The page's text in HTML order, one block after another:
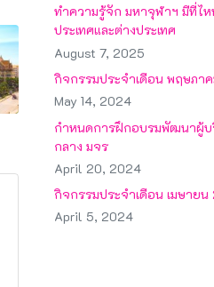
ทำความรู้จัก มหาจุฬาฯ มีที่ไห
ประเทศและต่างประเทศ
August 7, 2025
กิจกรรมประจำเดือน พฤษภา
May 14, 2024
กำหนดการฝึกอบรมพัฒนาผู้บ
กลาง มจร
April 20, 2024
กิจกรรมประจำเดือน เมษายน
April 5, 2024